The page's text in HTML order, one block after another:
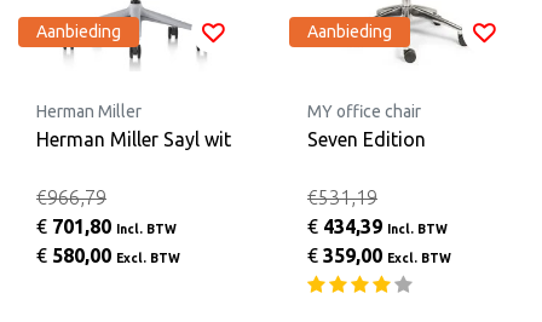
Aanbieding
Herman Miller
Herman Miller Sayl wit
€966,79
€ 701,80 Incl. BTW
€ 580,00 Excl. BTW
Aanbieding
MY office chair
Seven Edition
€531,19
€ 434,39 Incl. BTW
€ 359,00 Excl. BTW